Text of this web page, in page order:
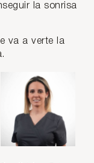
la sonrisa
va a verte la